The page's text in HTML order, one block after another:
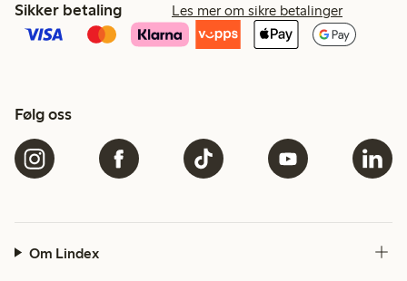
Sikker betaling Les mer om sikre betalinger
Følg oss
Om Lindex